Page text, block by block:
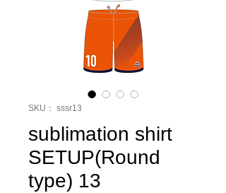
SKU： sssr13
sublimation shirt
SETUP(Round
type) 13